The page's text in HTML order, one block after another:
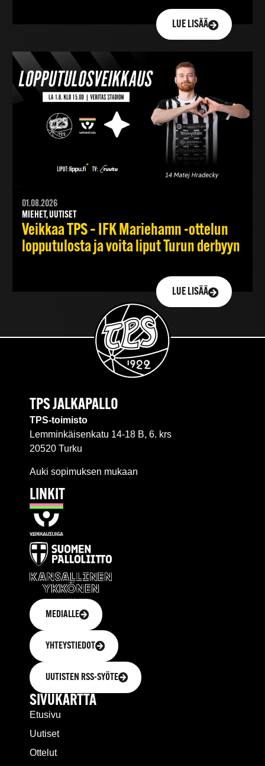
LUE LISÄÄ
01.08.2026
MIEHET, UUTISET
Veikkaa TPS – IFK Mariehamn -ottelun
lopputulosta ja voita liput Turun derbyyn
LUE LISÄÄ
TPS JALKAPALLO
TPS-toimisto
Lemminkäisenkatu 14-18 B, 6. krs
20520 Turku
Auki sopimuksen mukaan
LINKIT
MEDIALLE
YHTEYSTIEDOT
UUTISTEN RSS-SYÖTE
SIVUKARTTA
Etusivu
Uutiset
Ottelut